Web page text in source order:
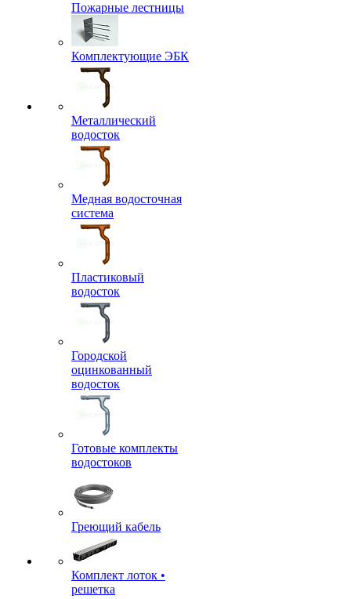
Пожарные лестницы
Комплектующие ЭБК
Металлический
водосток
Медная водосточная
система
Пластиковый
водосток
Городской
оцинкованный
водосток
Готовые комплекты
водостоков
Греющий кабель
Комплект лоток •
решетка